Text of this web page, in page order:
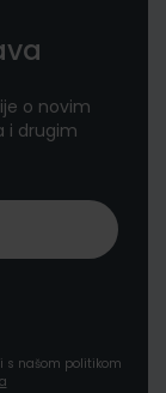
o novim
i drugim
s našom politikom